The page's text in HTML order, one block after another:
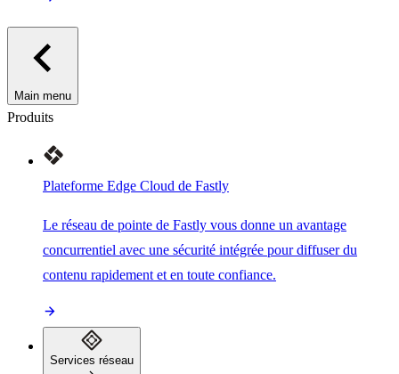
Main menu
Produits
Plateforme Edge Cloud de Fastly
Le réseau de pointe de Fastly vous donne un avantage
concurrentiel avec une sécurité intégrée pour diffuser du
contenu rapidement et en toute confiance.
Services réseau